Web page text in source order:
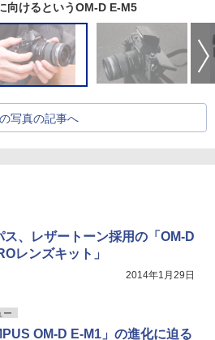
向けるというOM-D E-M5
写真の記事へ
ス、レザートーン採用の「OM-D
レンズキット」
2014年1月29日
ー
OM-D E-M1」の進化に迫る